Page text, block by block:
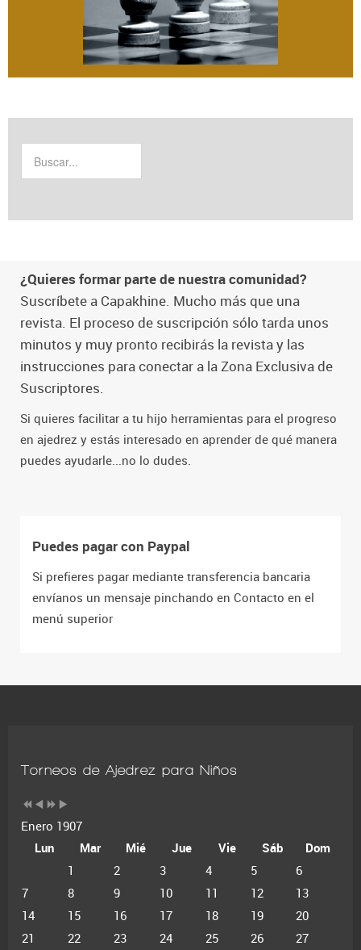
¿Quieres formar parte de nuestra comunidad?
Suscríbete a Capakhine. Mucho más que una
revista. El proceso de suscripción sólo tarda unos
minutos y muy pronto recibirás la revista y las
instrucciones para conectar a la Zona Exclusiva de
Suscriptores.
Si quieres facilitar a tu hijo herramientas para el progreso
en ajedrez y estás interesado en aprender de qué manera
puedes ayudarle...no lo dudes.
Puedes pagar con Paypal
Si prefieres pagar mediante transferencia bancaria
envíanos un mensaje pinchando en Contacto en el
menú superior
Torneos de Ajedrez para Niños
Enero 1907
Lun
Mar Mié Jue Vie Sáb
Dom
1
2 3 4 5
6
7
8 9 10 11 12
13
14
15 16 17 18 19
20
21
22 23 24 25 26
27